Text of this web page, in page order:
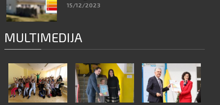
15/12/2023
MULTIMEDIJA